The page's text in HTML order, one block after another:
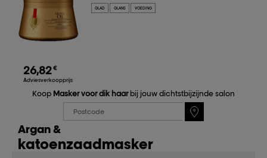
26,82€
Adviesverkoopprijs
GLAD GLANS VOEDING
Koop Masker voor dik haar bij jouw dichtstbijzijnde salon
Argan &
katoenzaadmasker